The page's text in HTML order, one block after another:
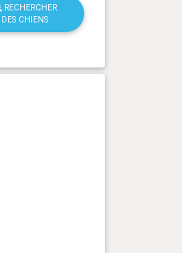
RECHERCHER
DES CHIENS